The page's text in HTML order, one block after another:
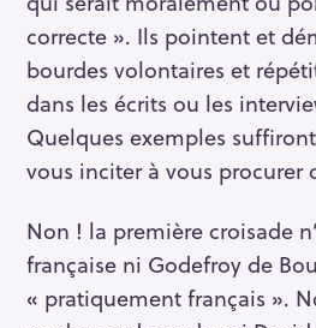
correcte ». Ils pointent et
bourdes volontaires et
dans les écrits ou les
Quelques exemples
vous inciter à vous procurer
Non ! la première croisade
française ni Godefroy de
« pratiquement français ».